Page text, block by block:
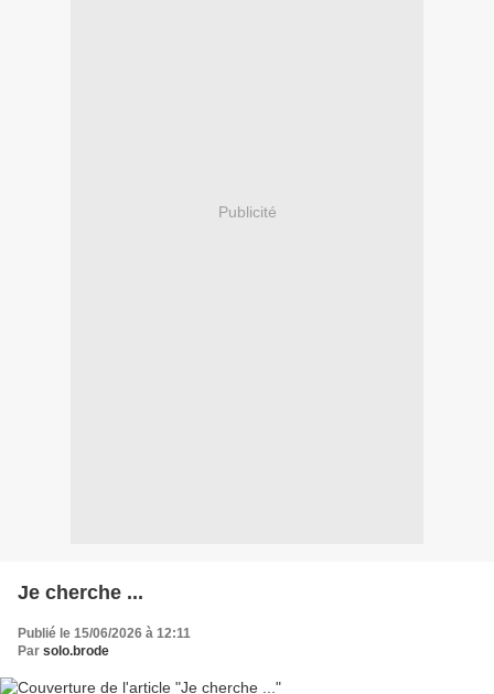
Publicité
Je cherche ...
Publié le 15/06/2026 à 12:11
Par solo.brode